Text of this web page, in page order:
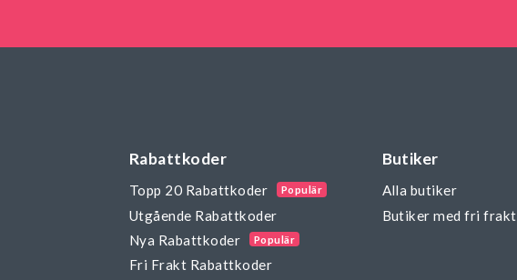
Rabattkoder
Topp 20 Rabattkoder Populär
Utgående Rabattkoder
Nya Rabattkoder
Populär
Fri Frakt Rabattkoder
Butiker
Alla butiker
Butiker med fri frakt